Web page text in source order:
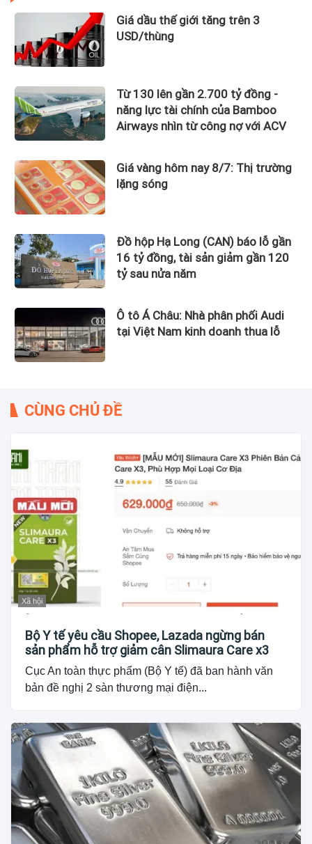
Giá dầu thế giới tăng trên 3
USD/thùng
Từ 130 lên gần 2.700 tỷ đồng -
năng lực tài chính của Bamboo
Airways nhìn từ công nợ với ACV
Giá vàng hôm nay 8/7: Thị trường
lặng sóng
Đồ hộp Hạ Long (CAN) báo lỗ gần
16 tỷ đồng, tài sản giảm gần 120
tỷ sau nửa năm
Ô tô Á Châu: Nhà phân phối Audi
tại Việt Nam kinh doanh thua lỗ
CÙNG CHỦ ĐỀ
Xã hội
Bộ Y tế yêu cầu Shopee, Lazada ngừng bán
sản phẩm hỗ trợ giảm cân Slimaura Care x3
Cục An toàn thực phẩm (Bộ Y tế) đã ban hành văn
bản đề nghị 2 sàn thương mại điện...